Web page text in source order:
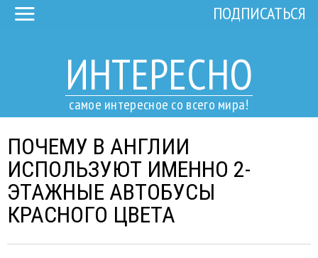
ИНТЕРЕСНО
самое интересное со всего мира!
ПОДПИСАТЬСЯ
ПОЧЕМУ В АНГЛИИ
ИСПОЛЬЗУЮТ ИМЕННО 2-
ЭТАЖНЫЕ АВТОБУСЫ
КРАСНОГО ЦВЕТА